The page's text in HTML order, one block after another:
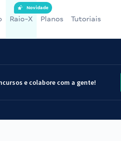
Raio-X
Novidade
Planos Tutoriais
e colabore com a gente!